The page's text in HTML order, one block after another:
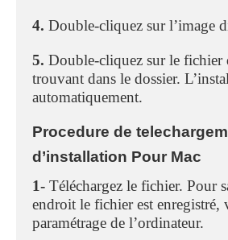
4. Double-cliquez sur l’image
5. Double-cliquez sur le fichier
trouvant dans le dossier.
automatiquement.
Procedure de
d’installation Pour Mac
1- Téléchargez le fichier. Pour
endroit le fichier est enregistré,
paramétrage de l’ordinateur.